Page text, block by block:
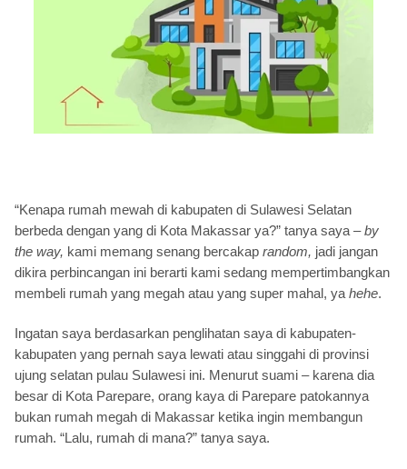
“Kenapa rumah mewah di kabupaten di Sulawesi Selatan
berbeda dengan yang di Kota Makassar ya?” tanya saya –by
the way, kami memang senang bercakap random, jadi jangan
dikira perbincangan ini berarti kami sedang mempertimbangkan
membeli rumah yang megah atau yang super mahal, ya hehe.
Ingatan saya berdasarkan penglihatan saya di kabupaten-
kabupaten yang pernah saya lewati atau singgahi di provinsi
ujung selatan pulau Sulawesi ini. Menurut suami – karena dia
besar di Kota Parepare, orang kaya di Parepare patokannya
bukan rumah megah di Makassar ketika ingin membangun
rumah. “Lalu, rumah di mana?” tanya saya.